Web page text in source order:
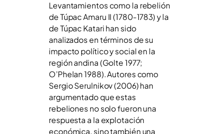
Levantamientos como la rebelión
de Túpac Amaru II (1780-1783) y la
de Túpac Katari han sido
analizados en términos de su
impacto político y social en la
región andina (Golte 1977;
O’Phelan 1988). Autores como
Sergio Serulnikov (2006) han
argumentado que estas
rebeliones no solo fueron una
respuesta a la explotación
económica, sino también una